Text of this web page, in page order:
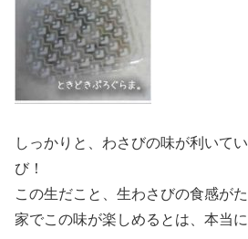
しっかりと、わさびの味が利いて
び！
この生だこと、生わさびの食感がた
家でこの味が楽しめるとは、本当に